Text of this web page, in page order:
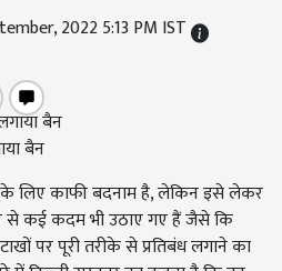
2022 5:13 PM IST
बैन
के लिए काफी बदनाम है, लेकिन इसे लेकर
कई कदम भी उठाए गए हैं जैसे कि
पर पूरी तरीके से प्रतिबंध लगाने का